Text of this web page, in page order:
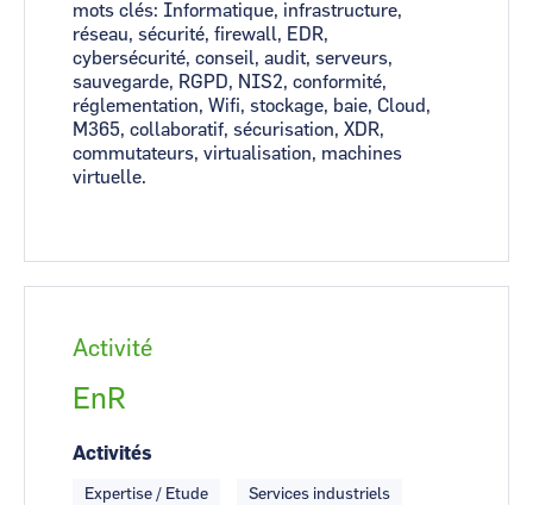
mots clés: Informatique, infrastructure,
réseau, sécurité, firewall, EDR,
cybersécurité, conseil, audit, serveurs,
sauvegarde, RGPD, NIS2, conformité,
réglementation, Wifi, stockage, baie, Cloud,
M365, collaboratif, sécurisation, XDR,
commutateurs, virtualisation, machines
virtuelle.
Activité
EnR
Activités
Expertise / Etude Services industriels